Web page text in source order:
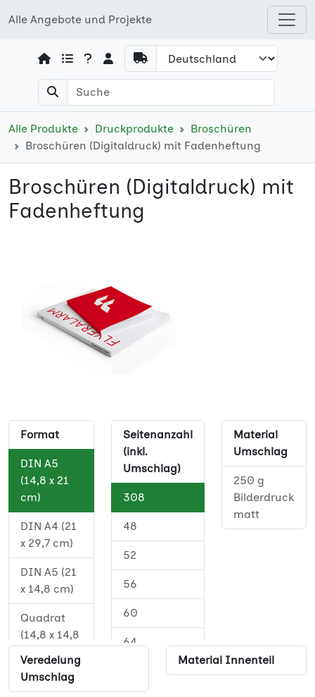
Alle Angebote und Projekte
Open shops menu
Alle Produkte Druckprodukte
Broschüren
Broschüren (Digitaldruck) mit Fadenheftung
Broschüren (Digitaldruck) mit
Fadenheftung
Format
DIN A5
(14,8 x 21
cm)
DIN A4 (21
x 29,7 cm)
DIN A5 (21
x 14,8 cm)
Quadrat
(14,8 x 14,8
Quadrat XL
Seitenanzahl
(inkl.
Umschlag)
308
48
52
56
60
64
Material
Umschlag
250 g
Bilderdruck
matt
Veredelung
Umschlag
Material Innenteil